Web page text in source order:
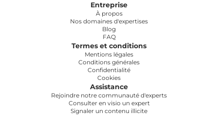
Entreprise
À propos
Nos domaines d'expertises
Blog
FAQ
Termes et conditions
Mentions légales
Conditions générales
Confidentialité
Cookies
Assistance
Rejoindre notre communauté d'experts
Consulter en visio un expert
Signaler un contenu illicite